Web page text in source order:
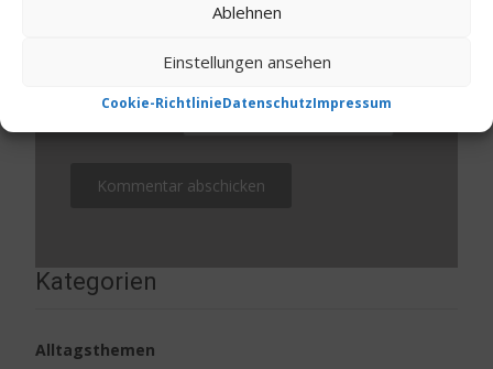
Ablehnen
Einstellungen ansehen
Cookie-RichtlinieDatenschutzImpressum
Bitte gib eine Antwort in Ziffern ein:
Kategorien
Alltagsthemen